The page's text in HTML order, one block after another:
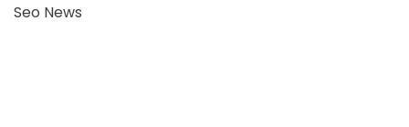
Seo News